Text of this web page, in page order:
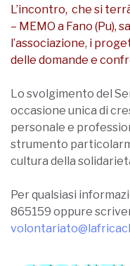
L’incontro, che si
– MEMO a Fano (Pu),
l’associazione, i
delle domande e
Lo svolgimento del
occasione unica di
personale e
strumento
cultura della
Per qualsiasi
865159 oppure